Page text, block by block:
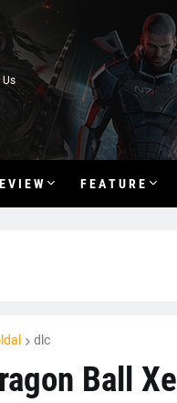
V I E W F E A T U R E
dlc
Ball